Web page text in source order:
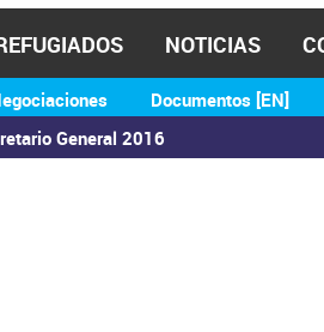
General 2016
Documentos [EN]
NOTICIAS